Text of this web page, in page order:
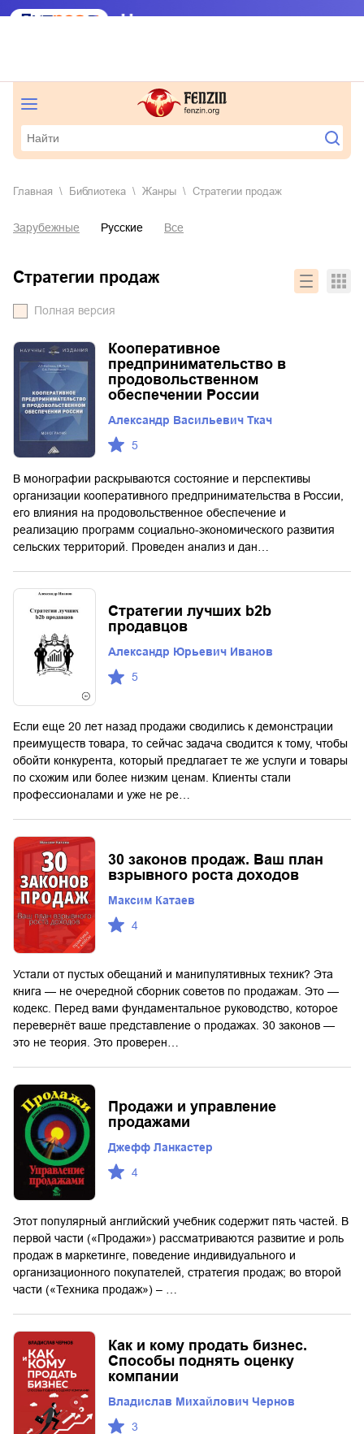
Главная Библиотека Жанры стратегии продаж
Зарубежные Русские Все
стратегии продаж
Полная версия
Кооперативное
предпринимательство в
продовольственном
обеспечении России
Александр Васильевич Ткач
5
В монографии раскрываются состояние и перспективы
организации кооперативного предпринимательства в России,
его влияния на продовольственное обеспечение и
реализацию программ социально-экономического развития
сельских территорий. Проведен анализ и дан…
Стратегии лучших b2b
продавцов
Александр Юрьевич Иванов
5
Если еще 20 лет назад продажи сводились к демонстрации
преимуществ товара, то сейчас задача сводится к тому, чтобы
обойти конкурента, который предлагает те же услуги и товары
по схожим или более низким ценам. Клиенты стали
профессионалами и уже не ре…
30 законов продаж. Ваш план
взрывного роста доходов
Максим Катаев
4
Устали от пустых обещаний и манипулятивных техник? Эта
книга — не очередной сборник советов по продажам. Это —
кодекс. Перед вами фундаментальное руководство, которое
перевернёт ваше представление о продажах. 30 законов —
это не теория. Это проверен…
Продажи и управление
продажами
Джефф Ланкастер
4
Этот популярный английский учебник содержит пять частей. В
первой части («Продажи») рассматриваются развитие и роль
продаж в маркетинге, поведение индивидуального и
организационного покупателей, стратегия продаж; во второй
части («Техника продаж») – …
Как и кому продать бизнес.
Способы поднять оценку
компании
Владислав Михайлович Чернов
3